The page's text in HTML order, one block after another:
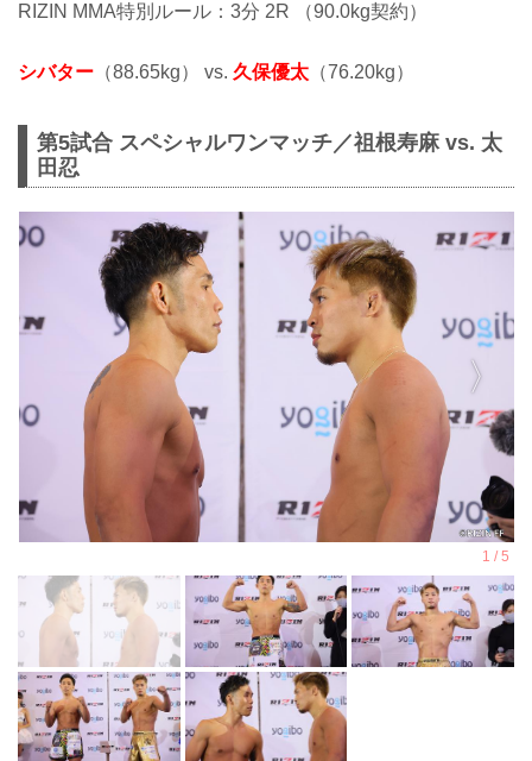
RIZIN MMA特別ルール：3分 2R （90.0kg契約）
シバター （88.65kg） vs. 久保優太 （76.20kg）
第5試合 スペシャルワンマッチ／祖根寿麻 vs. 太
田忍